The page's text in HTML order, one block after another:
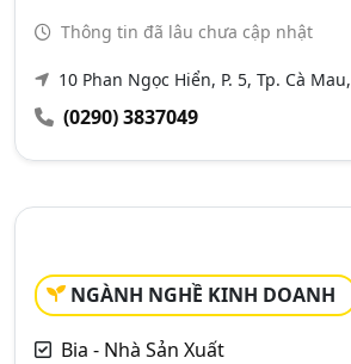
Thông tin đã lâu chưa cập nhật
10 Phan Ngọc Hiển, P. 5, Tp. Cà Mau,
(0290) 3837049
NGÀNH NGHỀ KINH DOANH
Bia - Nhà Sản Xuất